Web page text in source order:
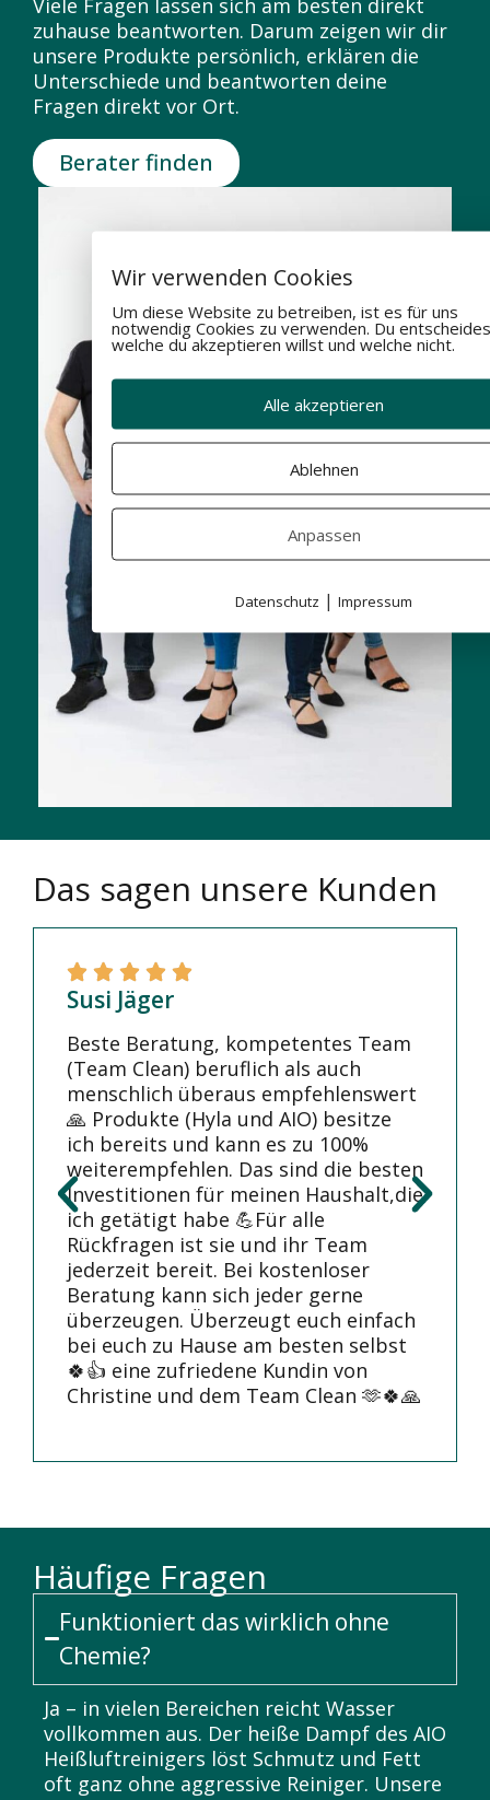
zuhause beantworten. Darum zeigen wir dir
unsere Produkte persönlich, erklären die
Unterschiede und beantworten deine
Fragen direkt vor Ort.
Berater finden
Das sagen unsere Kunden
Susi Jäger
Beste Beratung, kompetentes Team
(Team Clean) beruflich als auch
menschlich überaus empfehlenswert
🙏 Produkte (Hyla und AIO) besitze
ich bereits und kann es zu 100%
weiterempfehlen. Das sind die besten
Investitionen für meinen Haushalt,die
ich getätigt habe 💪Für alle
Rückfragen ist sie und ihr Team
jederzeit bereit. Bei kostenloser
Beratung kann sich jeder gerne
überzeugen. Überzeugt euch einfach
bei euch zu Hause am besten selbst
🍀👍 eine zufriedene Kundin von
Christine und dem Team Clean 🫶🍀🙏
Häufige Fragen
Funktioniert das wirklich ohne
Chemie?
Ja – in vielen Bereichen reicht Wasser
vollkommen aus. Der heiße Dampf des AIO
Heißluftreinigers löst Schmutz und Fett
oft ganz ohne aggressive Reiniger. Unsere
Wir verwenden Cookies
Um diese Website zu betreiben, ist es für uns
notwendig Cookies zu verwenden. Du
welche du akzeptieren willst und welche nicht.
Alle akzeptieren
Ablehnen
Anpassen
Datenschutz | Impressum